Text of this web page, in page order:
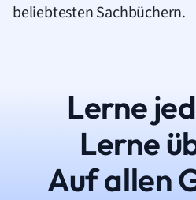
beliebtesten Sachbüchern.
Lerne
Lerne
Auf allen